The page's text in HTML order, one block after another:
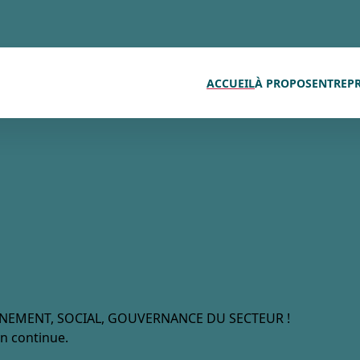
ACCUEILÀ PROPOS
SOCIAL, GOUVERNANCE DU SECTEUR !
continue.